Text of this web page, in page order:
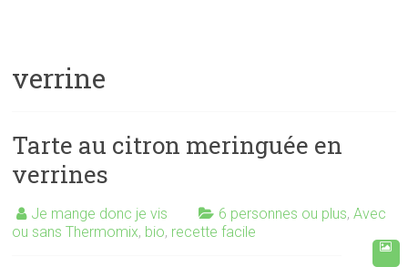
verrine
Tarte au citron meringuée en
verrines
Je mange donc je vis 6 personnes ou plus,Avec
ou sans Thermomix, bio, recette facile